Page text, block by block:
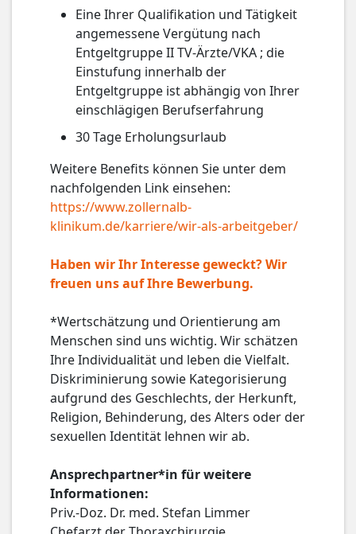
Eine Ihrer Qualifikation und Tätigkeit
angemessene Vergütung nach
Entgeltgruppe II TV-Ärzte/VKA ; die
Einstufung innerhalb der
Entgeltgruppe ist abhängig von Ihrer
einschlägigen Berufserfahrung
30 Tage Erholungsurlaub
Weitere Benefits können Sie unter dem
nachfolgenden Link einsehen:
https://www.zollernalb-
klinikum.de/karriere/wir-als-arbeitgeber/
Haben wir Ihr Interesse geweckt? Wir
freuen uns auf Ihre Bewerbung.
*Wertschätzung und Orientierung am
Menschen sind uns wichtig. Wir schätzen
Ihre Individualität und leben die Vielfalt.
Diskriminierung sowie Kategorisierung
aufgrund des Geschlechts, der Herkunft,
Religion, Behinderung, des Alters oder der
sexuellen Identität lehnen wir ab.
Ansprechpartner*in für weitere
Informationen:
Priv.-Doz. Dr. med. Stefan Limmer